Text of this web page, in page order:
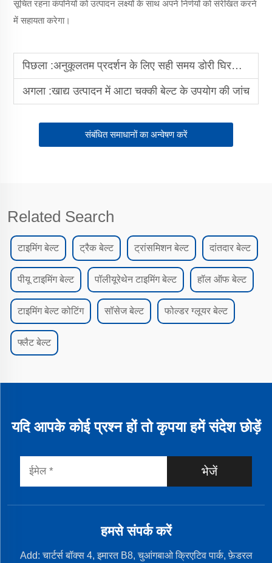
सूचित रहना कंपनियों को उत्पादन लक्ष्यों के साथ अपने निर्णयों को संरेखित करने
में सहायता करेगा।
पिछला :अनुकूलतम प्रदर्शन के लिए सही समय डोरी घिरनी (टाइमिंग पुली) का चयन करना
अगला :खाद्य उत्पादन में आटा चक्की बेल्ट के उपयोग की जांच
संबंधित समाधानों का अन्वेषण करें
Related Search
टाइमिंग बेल्ट ट्रैक बेल्ट ट्रांसमिशन बेल्ट दांतदार बेल्ट
पीयू टाइमिंग बेल्ट पॉलीयूरेथेन टाइमिंग बेल्ट हॉल ऑफ बेल्ट
टाइमिंग बेल्ट कोटिंग सॉसेज बेल्ट फोल्डर ग्लूयर बेल्ट
फ्लैट बेल्ट
यदि आपके कोई प्रश्न हों तो कृपया हमें संदेश छोड़ें
भेजें
हमसे संपर्क करें
Add: चार्टर्स बॉक्स 4, इमारत B8, चुआंगबाओ क्रिएटिव पार्क, फ़ेडरल